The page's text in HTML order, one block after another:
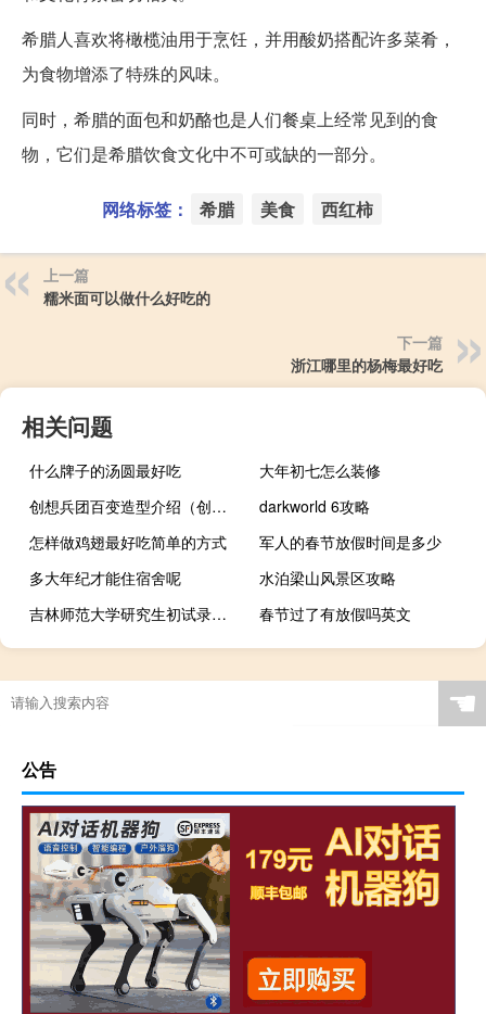
希腊人喜欢将橄榄油用于烹饪，并用酸奶搭配许多菜肴，
为食物增添了特殊的风味。
同时，希腊的面包和奶酪也是人们餐桌上经常见到的食
物，它们是希腊饮食文化中不可或缺的一部分。
网络标签： 希腊 美食 西红柿
上一篇
糯米面可以做什么好吃的
下一篇
浙江哪里的杨梅最好吃
相关问题
什么牌子的汤圆最好吃
大年初七怎么装修
创想兵团百变造型介绍（创想兵团百变造型有哪些）
darkworld 6攻略
怎样做鸡翅最好吃简单的方式
军人的春节放假时间是多少
多大年纪才能住宿舍呢
水泊梁山风景区攻略
吉林师范大学研究生初试录取分数线（吉林师范大学研究生院录取分数线多少）
春节过了有放假吗英文
☚
公告